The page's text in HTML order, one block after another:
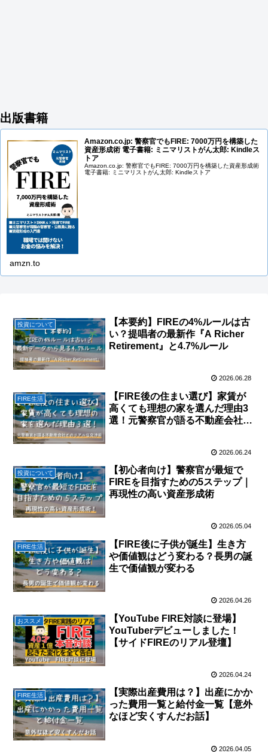
出版書籍
Amazon.co.jp: 警察官でもFIRE: 7000万円を構築した
資産形成術 電子書籍: ミニマリストがん太郎: Kindleス
トア
Amazon.co.jp: 警察官でもFIRE: 7000万円を構築した資産形成術
電子書籍: ミニマリストがん太郎: Kindleストア
amzn.to
投資について
【本要約】FIREの4%ルールは古
い？提唱者の最新作『A Richer
Retirement』と4.7%ルール
2026.06.28
FIRE生活
【FIRE後の住まい選び】家賃が
高くても理想の家を選んだ理由3
選！元警察官が語る不動産会社と
2026.06.24
投資について
【初心者向け】警察官が最短で
FIREを目指すための5ステップ｜
再現性の高い資産形成術
2026.05.04
FIRE生活
【FIRE後に子供が誕生】生き方
や価値観はどう変わる？長男の誕
生で価値観が変わる
2026.04.26
おススメ
【YouTube FIRE対談に登場】
YouTuberデビューしました！
【サイドFIREのリアル登壇】
2026.04.24
FIRE生活
【実際出産費用は？】出産にかか
った費用一覧と給付金一覧【意外
なほど安くすんだお話】
2026.04.05